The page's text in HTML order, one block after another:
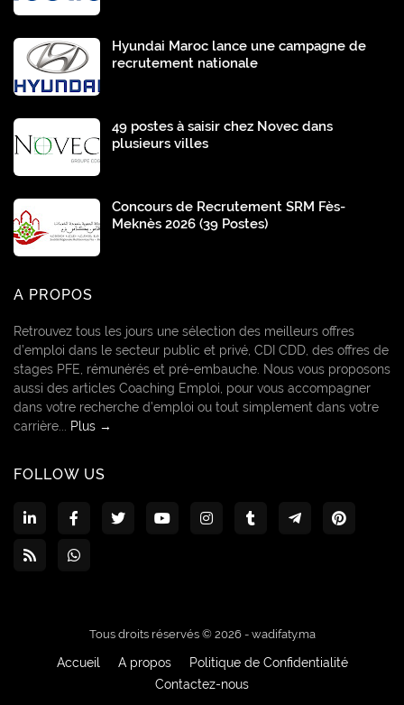
Hyundai Maroc lance une campagne de
recrutement nationale
49 postes à saisir chez Novec dans
plusieurs villes
Concours de Recrutement SRM Fès-
Meknès 2026 (39 Postes)
A PROPOS
Retrouvez tous les jours une sélection des meilleurs offres
d’emploi dans le secteur public et privé, CDI CDD, des offres de
stages PFE, rémunérés et pré-embauche. Nous vous proposons
aussi des articles Coaching Emploi, pour vous accompagner
dans votre recherche d’emploi ou tout simplement dans votre
carrière...
Plus →
FOLLOW US
Tous droits réservés © 2026 - wadifaty.ma
Accueil A propos
Politique de Confidentialité
Contactez-nous